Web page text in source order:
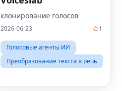
клонирование голосов
2026-06-23 1
Голосовые агенты ИИ
Преобразование текста в речь